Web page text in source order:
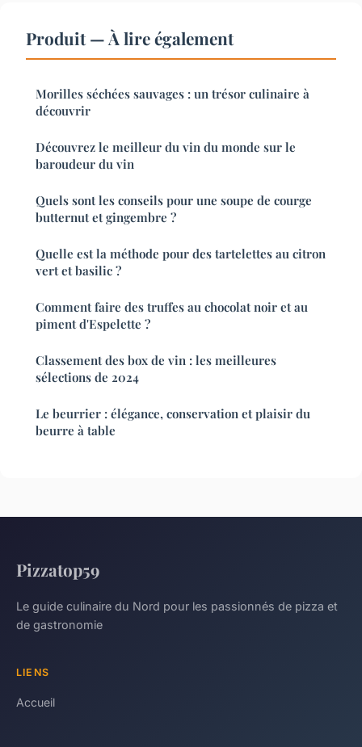
Produit — À lire également
Morilles séchées sauvages : un trésor culinaire à
découvrir
Découvrez le meilleur du vin du monde sur le
baroudeur du vin
Quels sont les conseils pour une soupe de courge
butternut et gingembre ?
Quelle est la méthode pour des tartelettes au citron
vert et basilic ?
Comment faire des truffes au chocolat noir et au
piment d'Espelette ?
Classement des box de vin : les meilleures
sélections de 2024
Le beurrier : élégance, conservation et plaisir du
beurre à table
Pizzatop59
Le guide culinaire du Nord pour les passionnés de pizza et
de gastronomie
LIENS
Accueil